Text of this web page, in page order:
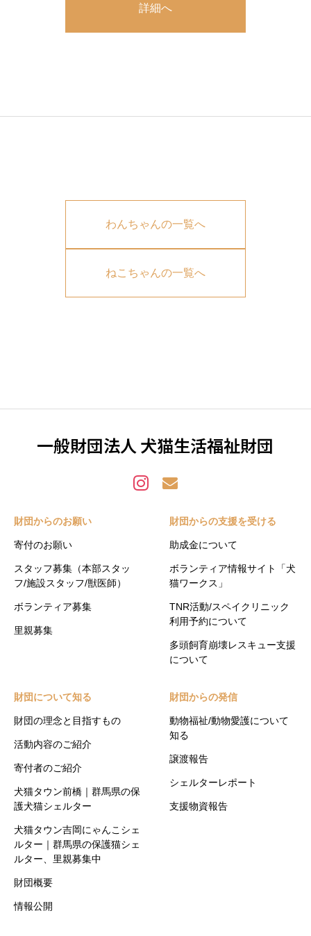
詳細へ
わんちゃんの一覧へ
ねこちゃんの一覧へ
一般財団法人 犬猫生活福祉財団
財団からのお願い
寄付のお願い
スタッフ募集（本部スタッ
フ/施設スタッフ/獣医師）
ボランティア募集
里親募集
財団からの支援を受ける
助成金について
ボランティア情報サイト「犬
猫ワークス」
TNR活動/スペイクリニック
利用予約について
多頭飼育崩壊レスキュー支援
について
財団について知る
財団の理念と目指すもの
活動内容のご紹介
寄付者のご紹介
犬猫タウン前橋｜群馬県の保
護犬猫シェルター
犬猫タウン吉岡にゃんこシェ
ルター｜群馬県の保護猫シェ
ルター、里親募集中
財団概要
情報公開
財団からの発信
動物福祉/動物愛護について
知る
譲渡報告
シェルターレポート
支援物資報告